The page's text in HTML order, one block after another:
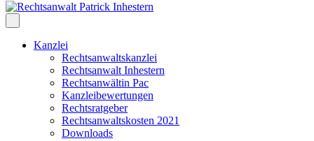
Kanzlei
Rechtsanwaltskanzlei
Rechtsanwalt Inhestern
Rechtsanwältin Pac
Kanzleibewertungen
Rechtsratgeber
Rechtsanwaltskosten 2021
Downloads